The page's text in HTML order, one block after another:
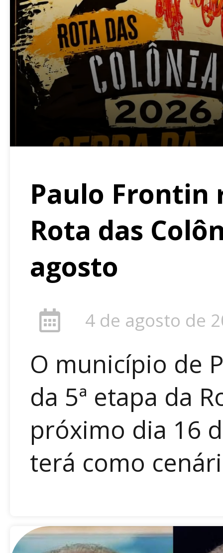
Paulo Frontin
Rota das
agosto
4 de agosto de
O município de
da 5ª etapa da
próximo dia 16
terá como